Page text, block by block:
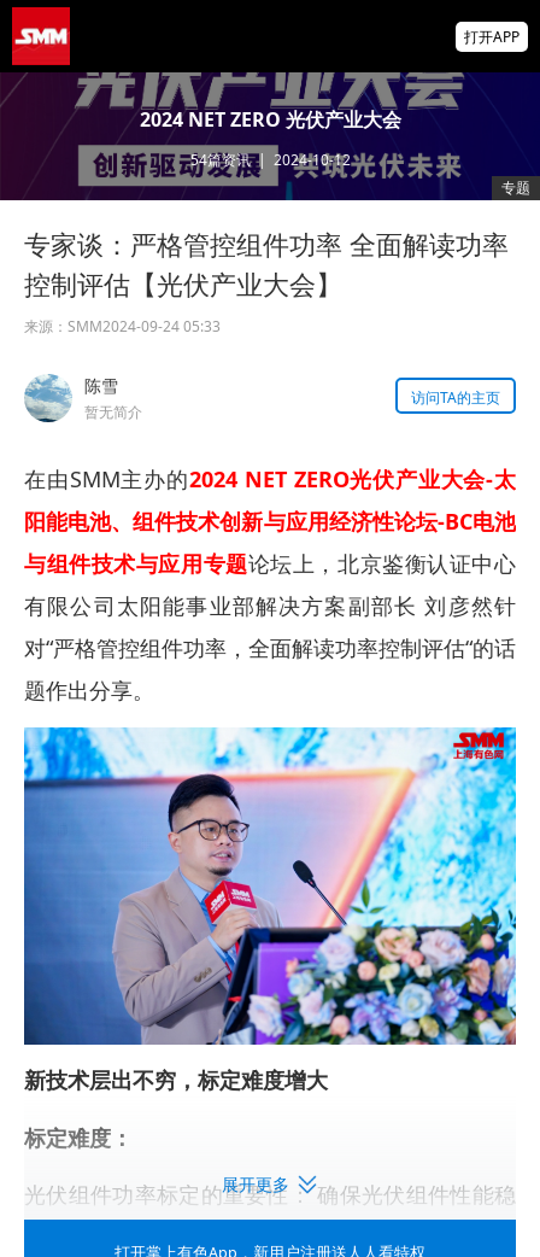
金属涨跌互现 沪锌沪锡跌超1% 沪银涨超3%
碳酸锂、沪金涨逾2%【SMM日评】
掌上有色
为有色行业打造的神器
打开APP
2024 NET ZERO 光伏产业大会
54篇资讯| 2024-10-12
专题
专家谈：严格管控组件功率 全面解读功率
控制评估【光伏产业大会】
来源： SMM2024-09-24 05:33
陈雪
暂无简介
访问TA的主页
在由SMM主办的2024 NET ZERO光伏产业大会-太
阳能电池、组件技术创新与应用经济性论坛-BC电池
与组件技术与应用专题论坛上，北京鉴衡认证中心
有限公司太阳能事业部解决方案副部长 刘彦然针
对“严格管控组件功率，全面解读功率控制评估“的话
题作出分享。
新技术层出不穷，标定难度增大
标定难度：
光伏组件功率标定的重要性： 确保光伏组件性能稳
展开更多